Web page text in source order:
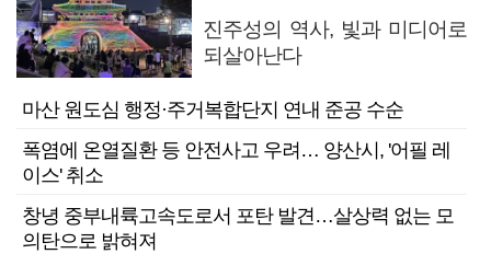
진주성의 역사, 빛과 미디어로
되살아난다
마산 원도심 행정·주거복합단지 연내 준공 수순
폭염에 온열질환 등 안전사고 우려… 양산시, '어필 레
이스' 취소
창녕 중부내륙고속도로서 포탄 발견…살상력 없는 모
의탄으로 밝혀져